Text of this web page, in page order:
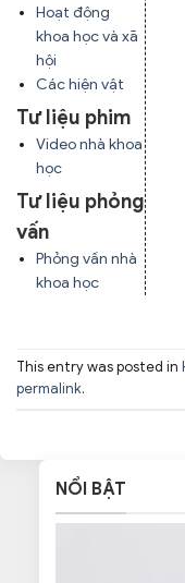
Hoạt động
khoa học và xã
hội
Các hiện vật
Tư liệu phim
Video nhà khoa
học
Tư liệu phỏng
vấn
Phỏng vấn nhà
khoa học
This entry was posted in
permalink.
NỔI BẬT